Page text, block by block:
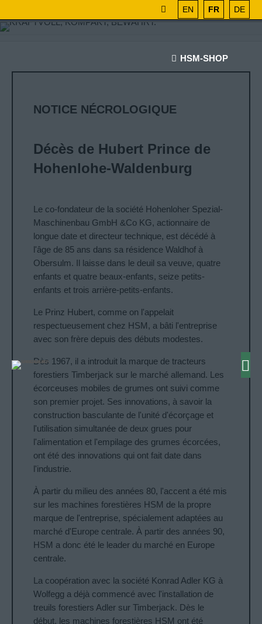
EN FR DE
HSM-SHOP
NOTICE NÉCROLOGIQUE
Décès de Hubert Prince de
Hohenlohe-Waldenburg
Le co-fondateur de la société Hohenloher Spezial-
Maschinenbau GmbH &Co KG, actionnaire de
longue date et directeur technique, est décédé à
l'âge de 85 ans dans sa résidence Waldhof à
Obersulm. Il laisse dans le deuil sa veuve, quatre
enfants et quatre beaux-enfants, seize petits-
enfants et trois arrière-petits-enfants.
Le Prinz Hubert, comme on l'appelait
respectueusement chez HSM, a bâti l'entreprise
avec son frère depuis des débuts modestes.
Dès 1967, il a introduit la marque de tracteurs
forestiers Timberjack sur le marché allemand. Les
écorceuses mobiles de grumes ont suivi comme
son premier projet. Ses innovations, à savoir la
construction basculante de l'unité d'écorçage et
l'utilisation simultanée de deux grues pour
l'alimentation et l'empilage des grumes écorcées,
ont été des innovations qui ont fait date dans
l'industrie.
À partir du milieu des années 80, l'accent a été mis
sur les machines forestières HSM de la propre
marque de l'entreprise, spécialement adaptées au
marché d'Europe centrale. À partir des années 90,
HSM a donc été le leader du marché en Europe
centrale.
La coopération avec la société Konrad Adler KG à
Wolfegg a déjà commencé avec l'installation de
treuils forestiers Adler sur Timberjack. Dès le
début, les machines forestières HSM ont été